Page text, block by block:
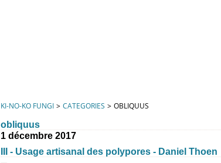
KI-NO-KO FUNGI > CATEGORIES > OBLIQUUS
obliquus
1 décembre 2017
III - Usage artisanal des polypores - Daniel Thoen